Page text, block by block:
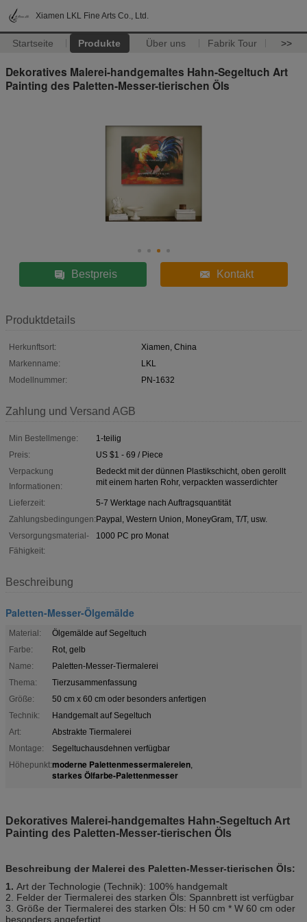
Xiamen LKL Fine Arts Co., Ltd.
Startseite Produkte Über uns Fabrik Tour >>
Dekoratives Malerei-handgemaltes Hahn-Segeltuch Art
Painting des Paletten-Messer-tierischen Öls
Bestpreis Kontakt
Produktdetails
Herkunftsort:
Xiamen, China
Markenname:
LKL
Modellnummer:
PN-1632
Zahlung und Versand AGB
Min Bestellmenge:
1-teilig
Preis:
US $1 - 69 / Piece
Verpackung
Informationen:
Bedeckt mit der dünnen Plastikschicht, oben gerollt
mit einem harten Rohr, verpackten wasserdichter
Lieferzeit:
5-7 Werktage nach Auftragsquantität
Zahlungsbedingungen:Paypal, Western Union, MoneyGram, T/T, usw.
Versorgungsmaterial-
Fähigkeit:
1000 PC pro Monat
Beschreibung
Paletten-Messer-Ölgemälde
Material:
Ölgemälde auf Segeltuch
Farbe:
Rot, gelb
Name:
Paletten-Messer-Tiermalerei
Thema:
Tierzusammenfassung
Größe:
50 cm x 60 cm oder besonders anfertigen
Technik:
Handgemalt auf Segeltuch
Art:
Abstrakte Tiermalerei
Montage:
Segeltuchausdehnen verfügbar
Höhepunkt:moderne Palettenmessermalereien,
starkes Ölfarbe-Palettenmesser
Dekoratives Malerei-handgemaltes Hahn-Segeltuch Art
Painting des Paletten-Messer-tierischen Öls
Beschreibung der Malerei des Paletten-Messer-tierischen Öls:
1. Art der Technologie (Technik): 100% handgemalt
2. Felder der Tiermalerei des starken Öls: Spannbrett ist verfügbar
3. Größe der Tiermalerei des starken Öls: H 50 cm * W 60 cm oder
besonders angefertigt